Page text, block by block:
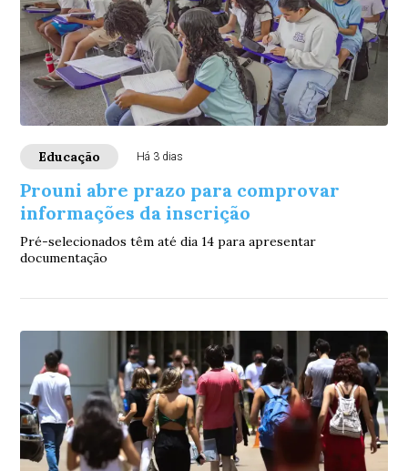
Educação Há 3 dias
Prouni abre prazo para comprovar
informações da inscrição
Pré-selecionados têm até dia 14 para apresentar
documentação